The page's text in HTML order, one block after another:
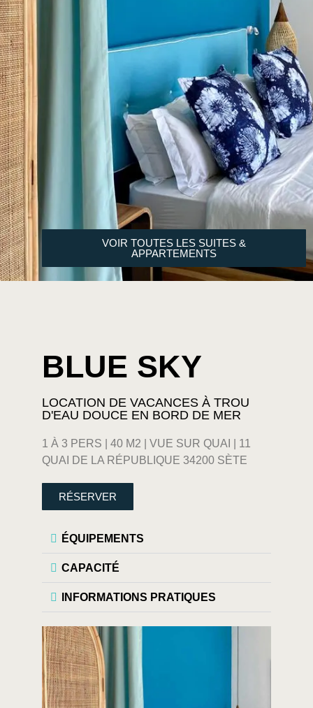
VOIR TOUTES LES SUITES &
APPARTEMENTS
BLUE SKY
LOCATION DE VACANCES À TROU
D'EAU DOUCE EN BORD DE MER
1 À 3 PERS | 40 M2 | VUE SUR QUAI | 11
QUAI DE LA RÉPUBLIQUE 34200 SÈTE
RÉSERVER
ÉQUIPEMENTS
CAPACITÉ
INFORMATIONS PRATIQUES